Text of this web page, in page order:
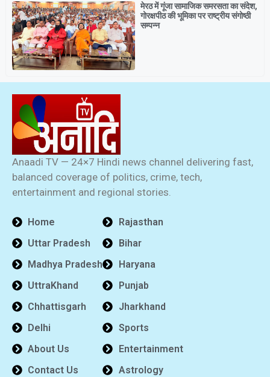
मेरठ में गूंजा सामाजिक समरसता का संदेश,
गोरक्षपीठ की भूमिका पर राष्ट्रीय संगोष्ठी
सम्पन्न
Anaadi TV — 24×7 Hindi news channel delivering fast,
balanced coverage of politics, crime, tech,
entertainment and regional stories.
Home
Uttar Pradesh
Madhya Pradesh
UttraKhand
Chhattisgarh
Delhi
About Us
Contact Us
Rajasthan
Bihar
Haryana
Punjab
Jharkhand
Sports
Entertainment
Astrology